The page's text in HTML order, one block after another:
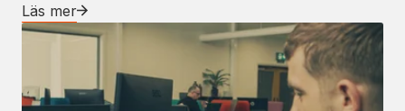
Läs mer